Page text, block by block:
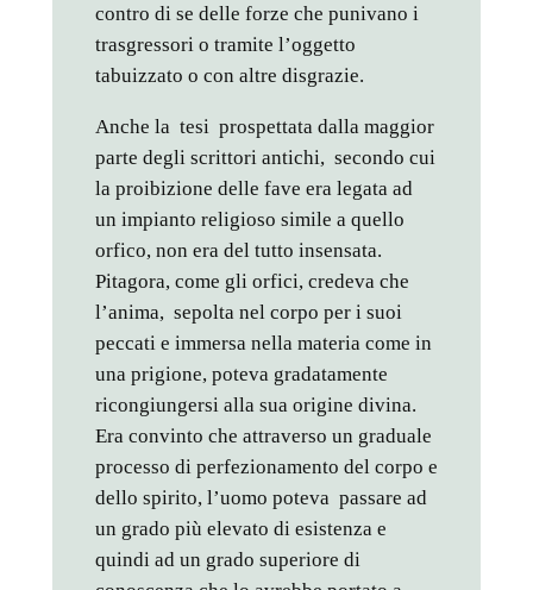
contro di se delle forze che punivano i
trasgressori o tramite l’oggetto
tabuizzato o con altre disgrazie.
Anche la tesi prospettata dalla maggior
parte degli scrittori antichi, secondo cui
la proibizione delle fave era legata ad
un impianto religioso simile a quello
orfico, non era del tutto insensata.
Pitagora, come gli orfici, credeva che
l’anima, sepolta nel corpo per i suoi
peccati e immersa nella materia come in
una prigione, poteva gradatamente
ricongiungersi alla sua origine divina.
Era convinto che attraverso un graduale
processo di perfezionamento del corpo e
dello spirito, l’uomo poteva passare ad
un grado più elevato di esistenza e
quindi ad un grado superiore di